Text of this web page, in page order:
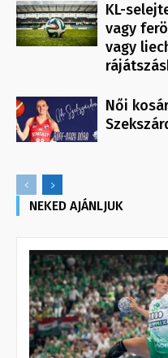
KL-
vagy
vagy
Női
NEKED AJÁNLJUK